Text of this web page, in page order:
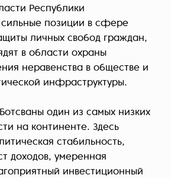
Республики
позиции в сфере
личных свобод граждан,
в области охраны
неравенства в обществе и
инфраструктуры.
один из самых низких
на континенте. Здесь
стабильность,
доходов, умеренная
инвестиционный